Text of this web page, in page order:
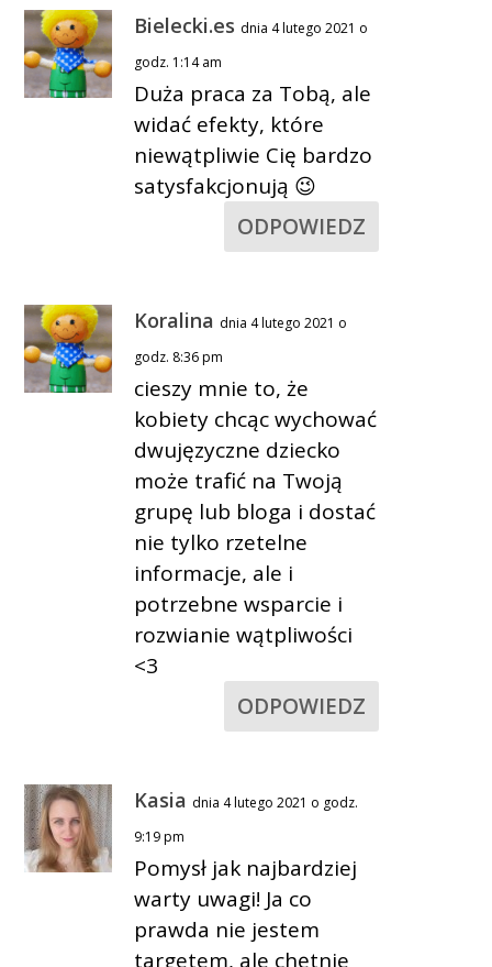
Bielecki.es dnia 4 lutego 2021 o
godz. 1:14 am
Duża praca za Tobą, ale
widać efekty, które
niewątpliwie Cię bardzo
satysfakcjonują 😉
ODPOWIEDZ
Koralina dnia 4 lutego 2021 o
godz. 8:36 pm
cieszy mnie to, że
kobiety chcąc wychować
dwujęzyczne dziecko
może trafić na Twoją
grupę lub bloga i dostać
nie tylko rzetelne
informacje, ale i
potrzebne wsparcie i
rozwianie wątpliwości
<3
ODPOWIEDZ
Kasia dnia 4 lutego 2021 o godz.
9:19 pm
Pomysł jak najbardziej
warty uwagi! Ja co
prawda nie jestem
targetem, ale chętnie